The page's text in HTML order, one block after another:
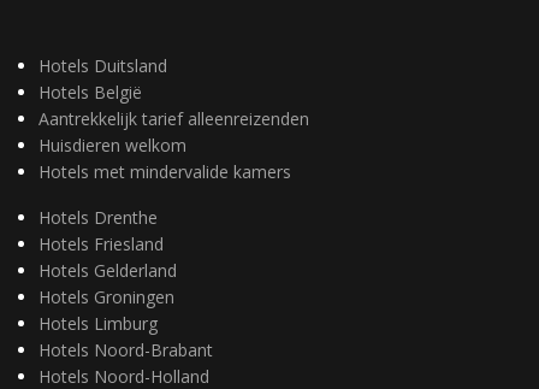
Hotels Duitsland
Hotels België
Aantrekkelijk tarief alleenreizenden
Huisdieren welkom
Hotels met mindervalide kamers
Hotels Drenthe
Hotels Friesland
Hotels Gelderland
Hotels Groningen
Hotels Limburg
Hotels Noord-Brabant
Hotels Noord-Holland